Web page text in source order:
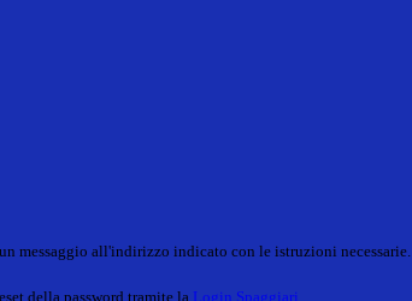
messaggio all'indirizzo indicato con le istruzioni necessarie.
della password tramite la Login Spaggiari